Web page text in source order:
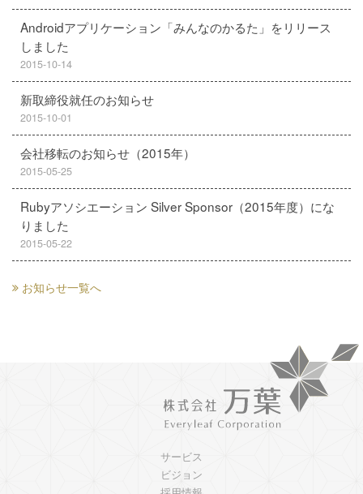
Androidアプリケーション「みんなのかるた」をリリース
しました
2015-10-14
新取締役就任のお知らせ
2015-10-01
会社移転のお知らせ（2015年）
2015-05-25
Rubyアソシエーション Silver Sponsor（2015年度）にな
りました
2015-05-22
お知らせ一覧へ
サービス
ビジョン